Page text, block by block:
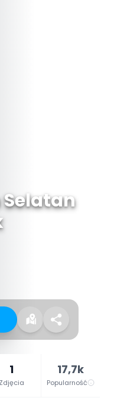
1
Zdjęcia
17,7k
Popularność